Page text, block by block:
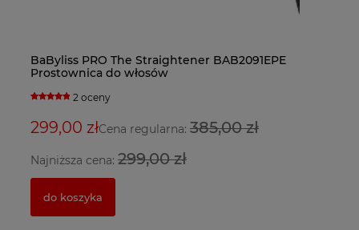
BaByliss PRO The Straightener BAB2091EPE
Prostownica do włosów
2 oceny
299,00 złCena regularna: 385,00 zł
Najniższa cena: 299,00 zł
do koszyka